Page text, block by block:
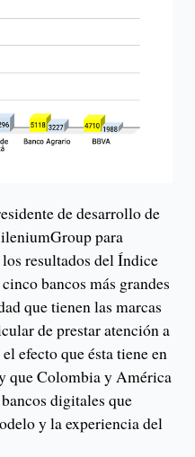
de desarrollo de
para
resultados del Índice
bancos más grandes
que tienen las marcas
de prestar atención a
efecto que ésta tiene en
que Colombia y América
digitales que
y la experiencia del